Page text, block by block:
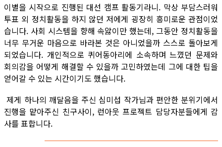
이별을 시작으로 진행된 대선 캠프 활동기라니. 막상 부담스러워
투표 외 정치활동을 하지 않던 저에게 굉장히 흥미로운 관점이었
습니다. 사회 시스템을 향해 속앓이만 했는데, 그동안 정치활동을
너무 무거운 마음으로 바라본 것은 아니었을까 스스로 돌아보게
되었습니다. 개인적으로 퀴어동아리에 소속하며 느꼈던 문제와
회의감을 어떻게 해결할 수 있을까 고민하였는데 그에 대한 팁을
얻어갈 수 있는 시간이기도 했습니다.
제게 하나의 깨달음을 주신 심미섭 작가님과 편안한 분위기에서
진행을 맡아주신 친구사이, 런아웃 프로젝트 담당자분들에게 감
사를 표합니다.